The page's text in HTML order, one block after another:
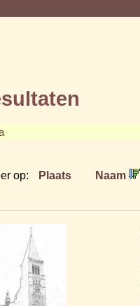
op: Plaats Naam